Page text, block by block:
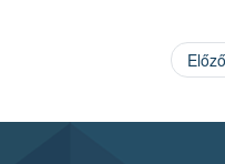
Előző